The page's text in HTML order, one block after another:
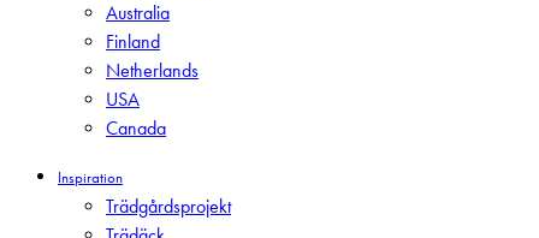
Australia
Finland
Netherlands
USA
Canada
Inspiration
Trädgårdsprojekt